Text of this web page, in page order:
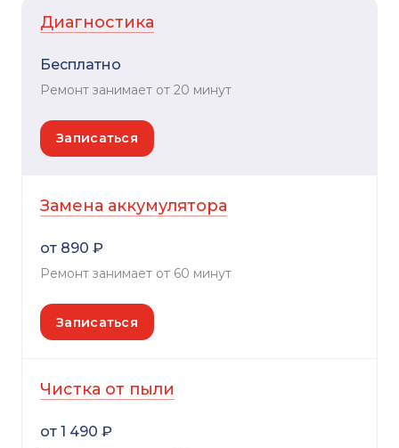
Диагностика
Бесплатно
Ремонт занимает от 20 минут
Записаться
Замена аккумулятора
от 890 ₽
Ремонт занимает от 60 минут
Записаться
Чистка от пыли
от 1 490 ₽